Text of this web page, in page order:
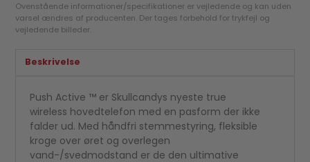
Ovenstående informationer/specifikationer er vejledende og kan uden
varsel ændres af producenten. Der tages forbehold for trykfejl og
vejledende billeder.
Beskrivelse
Push Active ™ er Skullcandys nyeste true
wireless hovedtelefon med en pasform der ikke
falder ud. Med håndfri stemmestyring, fleksible
kroge over øret og overlegen
vand-/svedmodstand er de den ultimative